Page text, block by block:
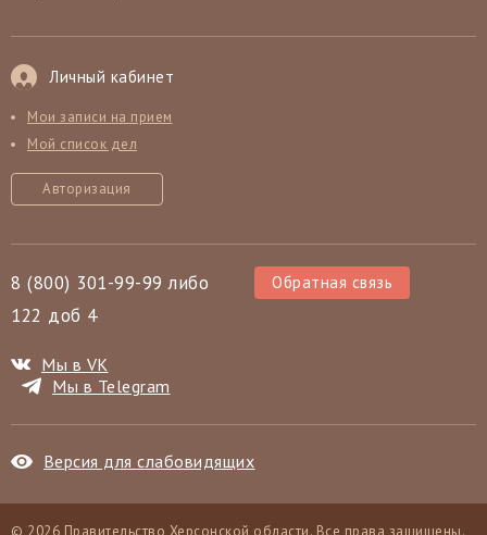
Личный кабинет
Мои записи на прием
Мой список дел
Авторизация
8 (800) 301-99-99 либо
122 доб 4
Обратная связь
Мы в VK
Мы в Telegram
Версия для слабовидящих
© 2026 Правительство Херсонской области. Все права защищены.